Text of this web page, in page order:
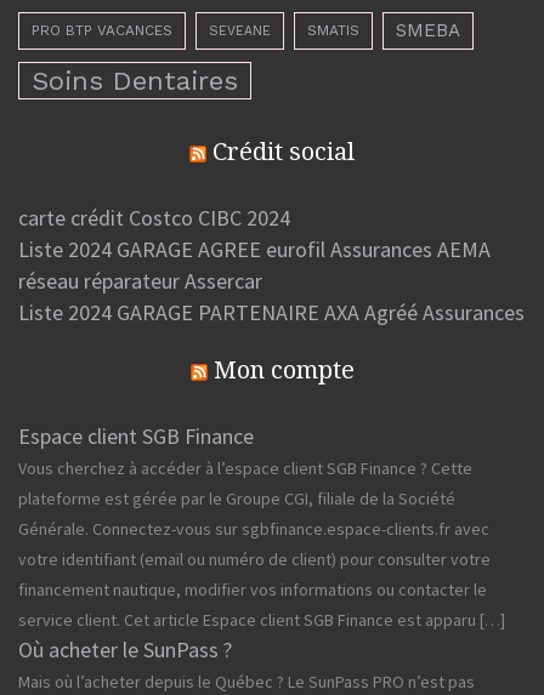
PRO BTP VACANCES SEVEANE SMATIS SMEBA
Soins Dentaires
Crédit social
carte crédit Costco CIBC 2024
Liste 2024 GARAGE AGREE eurofil Assurances AEMA
réseau réparateur Assercar
Liste 2024 GARAGE PARTENAIRE AXA Agréé Assurances
Mon compte
Espace client SGB Finance
Vous cherchez à accéder à l’espace client SGB Finance ? Cette
plateforme est gérée par le Groupe CGI, filiale de la Société
Générale. Connectez-vous sur sgbfinance.espace-clients.fr avec
votre identifiant (email ou numéro de client) pour consulter votre
financement nautique, modifier vos informations ou contacter le
service client. Cet article Espace client SGB Finance est apparu […]
Où acheter le SunPass ?
Mais où l’acheter depuis le Québec ? Le SunPass PRO n’est pas